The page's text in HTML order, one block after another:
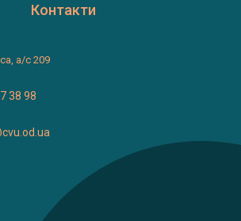
Контакти
а/с 209
38 98